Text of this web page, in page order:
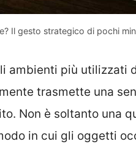
Il gesto strategico di pochi
ambienti più utilizzati
trasmette una
Non è soltanto una
in cui gli oggetti